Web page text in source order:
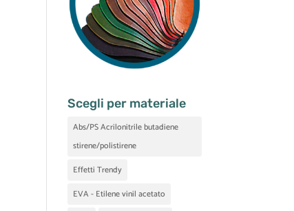
Scegli per materiale
Abs/PS Acrilonitrile butadiene
stirene/polistirene
Effetti Trendy
EVA - Etilene vinil acetato